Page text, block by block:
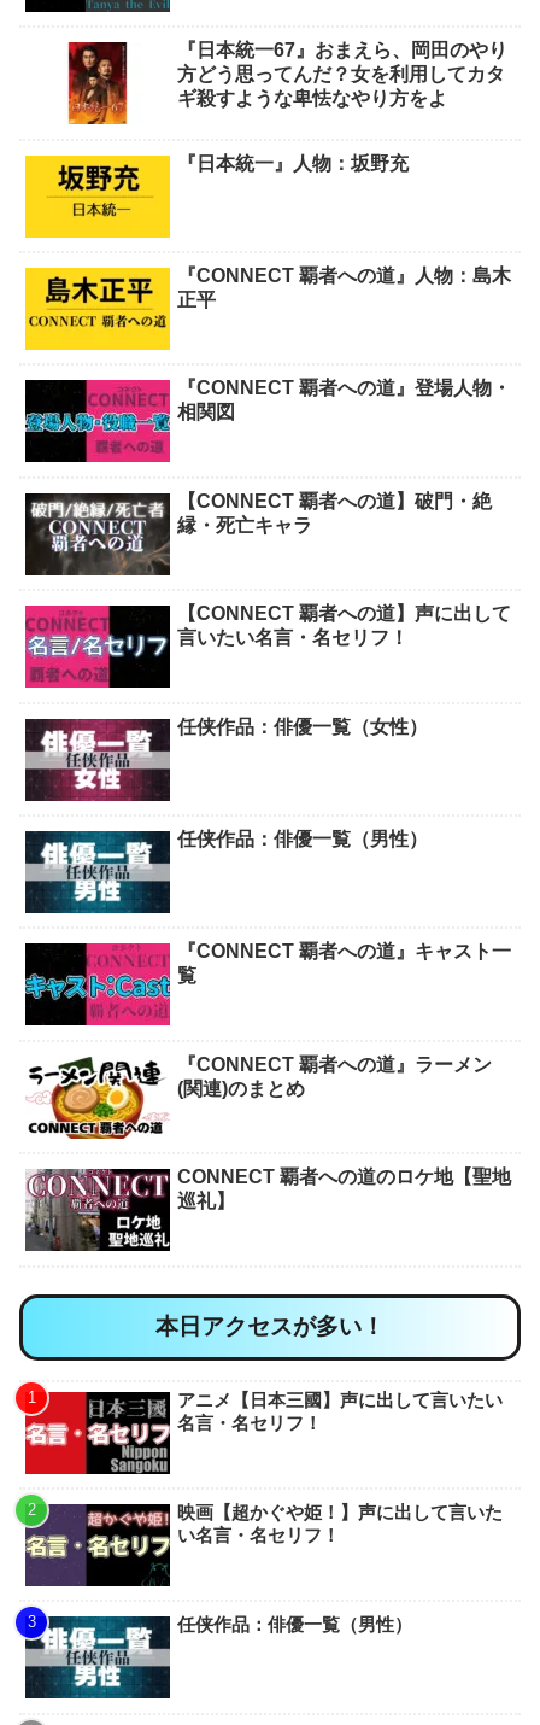
『日本統一67』おまえら、岡田のやり
方どう思ってんだ？女を利用してカタ
ギ殺すような卑怯なやり方をよ
『日本統一』人物：坂野充
『CONNECT 覇者への道』人物：島木
正平
『CONNECT 覇者への道』登場人物・
相関図
【CONNECT 覇者への道】破門・絶
縁・死亡キャラ
【CONNECT 覇者への道】声に出して
言いたい名言・名セリフ！
任侠作品：俳優一覧（女性）
任侠作品：俳優一覧（男性）
『CONNECT 覇者への道』キャスト一
覧
『CONNECT 覇者への道』ラーメン
(関連)のまとめ
CONNECT 覇者への道のロケ地【聖地
巡礼】
本日アクセスが多い！
アニメ【日本三國】声に出して言いたい
名言・名セリフ！
映画【超かぐや姫！】声に出して言いた
い名言・名セリフ！
任侠作品：俳優一覧（男性）